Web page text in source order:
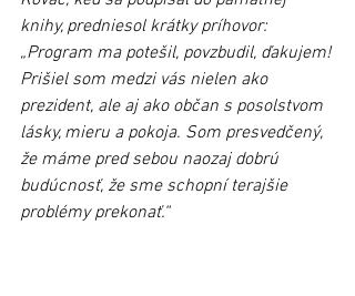
knihy, predniesol krátky príhovor:
„Program ma potešil, povzbudil, ďakujem!
Prišiel som medzi vás nielen ako
prezident, ale aj ako občan s posolstvom
lásky, mieru a pokoja. Som presvedčený,
že máme pred sebou naozaj dobrú
budúcnosť, že sme schopní terajšie
problémy prekonať.“